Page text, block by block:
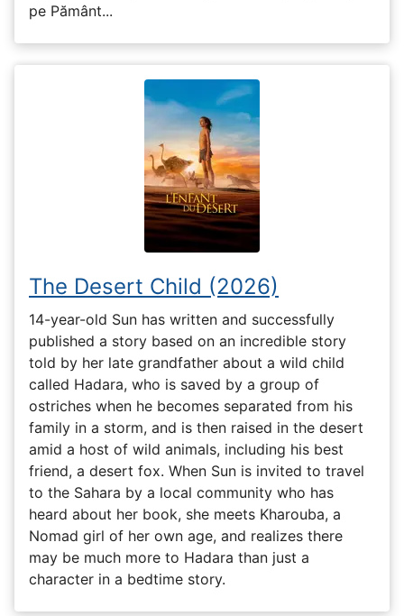
pe Pământ...
The Desert Child (2026)
14-year-old Sun has written and successfully
published a story based on an incredible story
told by her late grandfather about a wild child
called Hadara, who is saved by a group of
ostriches when he becomes separated from his
family in a storm, and is then raised in the desert
amid a host of wild animals, including his best
friend, a desert fox. When Sun is invited to travel
to the Sahara by a local community who has
heard about her book, she meets Kharouba, a
Nomad girl of her own age, and realizes there
may be much more to Hadara than just a
character in a bedtime story.